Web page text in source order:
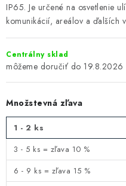
Reklamácie a formulár na
Obchodné podmienky
Zľavy pre profíkov
IP65. Je určené na osvetlenie
komunikácií, areálov a ďalších
Centrálny sklad
19.8.2026
Množstevná zľava
1 - 2 ks
3 - 5 ks = zľava 10 %
6 - 9 ks = zľava 15 %